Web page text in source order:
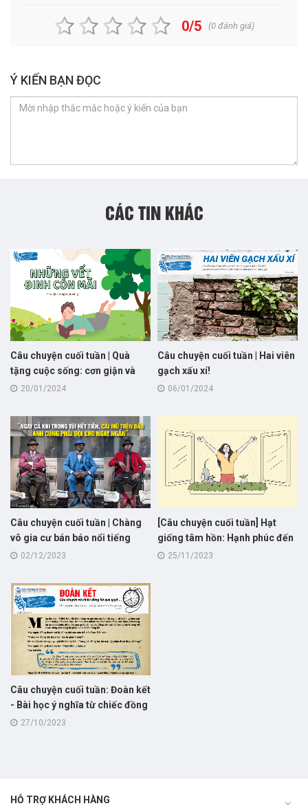
0/5 (0đánh giá)
Ý KIẾN BẠN ĐỌC
CÁC TIN KHÁC
Câu chuyện cuối tuần | Quà
tặng cuộc sống: cơn giận và
những vết đinh!
20/01/2024
Câu chuyện cuối tuần | Hai viên
gạch xấu xí!
06/01/2024
Câu chuyện cuối tuần | Chàng
vô gia cư bán báo nổi tiếng
nhất New York!
02/12/2023
[Câu chuyện cuối tuần] Hạt
giống tâm hồn: Hạnh phúc đến
từ đâu?
25/11/2023
Câu chuyện cuối tuần: Đoàn kết
- Bài học ý nghĩa từ chiếc đồng
hồ quả quýt của Chủ tịch Hồ
27/10/2023
HỖ TRỢ KHÁCH HÀNG